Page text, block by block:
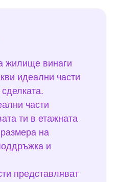
жилище винаги
идеални части
части
ти в етажната
на
и
представляват